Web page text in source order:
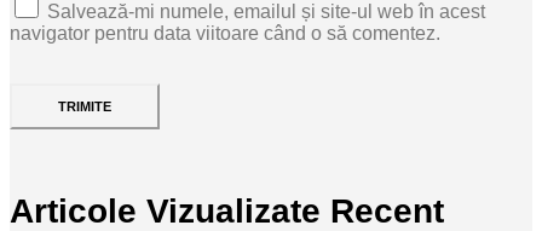
Salvează-mi numele, emailul și site-ul web în acest
navigator pentru data viitoare când o să comentez.
Articole Vizualizate Recent